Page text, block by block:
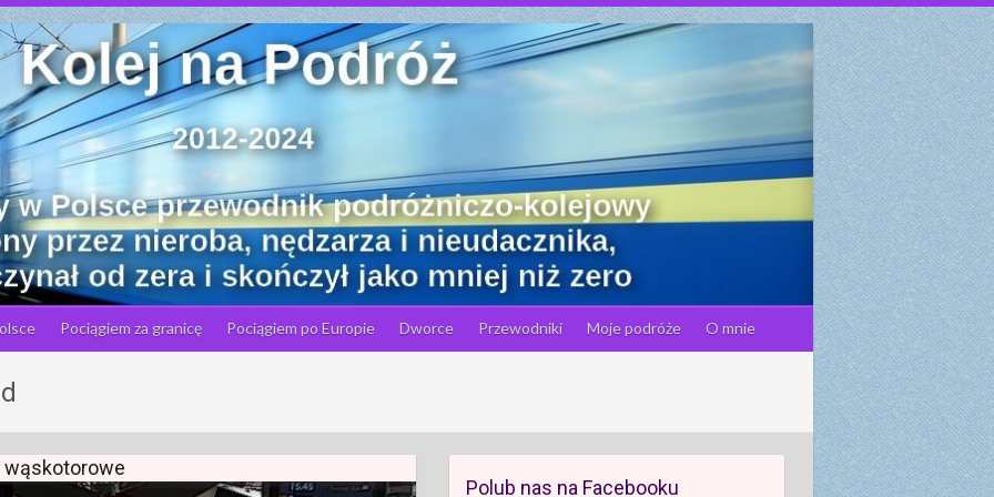
Pociągiem za granicę Pociągiem po Europie Dworce Przewodniki Moje podróże O mnie
Polub nas na Facebooku